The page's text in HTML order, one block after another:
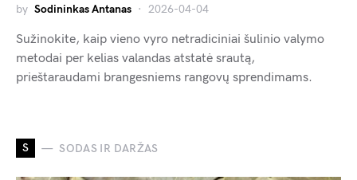
by Sodininkas Antanas 2026-04-04
Sužinokite, kaip vieno vyro netradiciniai šulinio valymo
metodai per kelias valandas atstatė srautą,
prieštaraudami brangesniems rangovų sprendimams.
S SODAS IR DARŽAS